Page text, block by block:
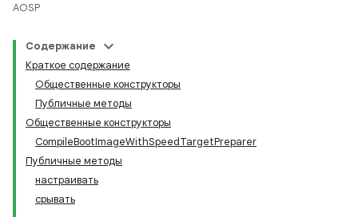
AOSP
Содержание
Краткое содержание
Общественные конструкторы
Публичные методы
Общественные конструкторы
CompileBootImageWithSpeedTargetPreparer
Публичные методы
настраивать
срывать